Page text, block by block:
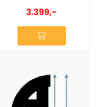
3.399,-